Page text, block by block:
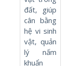
đất, giúp
cân bằng
hệ vi sinh
vật, quản
lý nấm
khuẩn